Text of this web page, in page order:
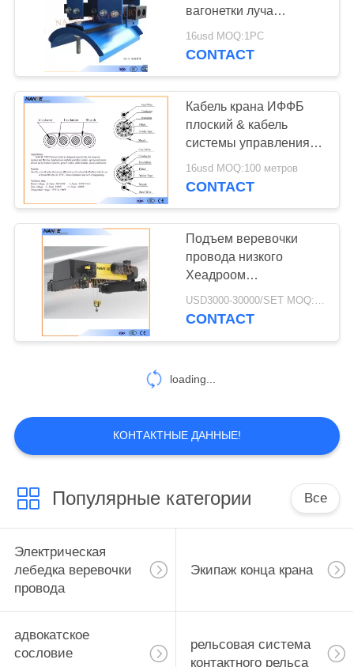
вагонетки луча
системы управления и
стали
16usd MOQ:1PC
CONTACT
Кабель крана ИФФБ
плоский & кабель
системы управления
РВВ привесной с
медной материальной
16usd MOQ:100 метров
CONTACT
Подъем веревочки
провода низкого
Хеадроом
электрический/
одиночный подъем
USD3000-30000/SET MOQ:1 комплект
CONTACT
loading...
КОНТАКТНЫЕ ДАННЫЕ!
Популярные категории Все
Электрическая
лебедка веревочки
провода
Экипаж конца крана
адвокатское
сословие
рельсовая система
контактного рельса